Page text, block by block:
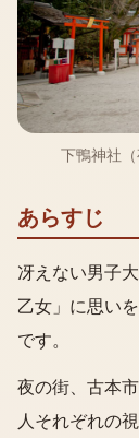
下鴨神社
あらすじ
冴えない男子
乙女」に思い
です。
夜の街、古本
人それぞれの